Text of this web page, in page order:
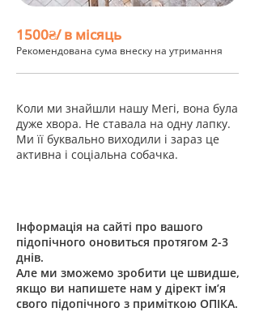
1500₴/ в місяць
Рекомендована сума внеску на утримання
Коли ми знайшли нашу Мегі, вона була
дуже хвора. Не ставала на одну лапку.
Ми її буквально виходили і зараз це
активна і соціальна собачка.
Інформація на сайті про вашого
підопічного оновиться протягом 2-3
днів.
Але ми зможемо зробити це швидше,
якщо ви напишете нам у дірект ім’я
свого підопічного з приміткою ОПІКА.